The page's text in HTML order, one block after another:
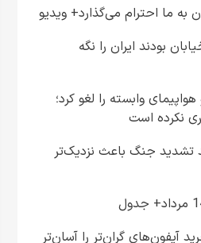
به ما احترام می‌گذارد+ ویدیو
بودند ایران را نگه
وابسته را لغو کرد؛
نکرده است
جنگ باعث نزدیک‌تر
آیفون‌های گران‌تر را آسان‌تر